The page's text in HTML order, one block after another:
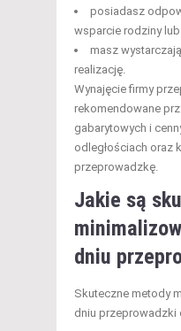
posiadasz
wsparcie rodziny lub
masz
realizację.
Wynajęcie firmy
rekomendowane
gabarytowych i
odległościach oraz
przeprowadzkę.
Jakie są
dniu
Skuteczne metody
dniu przeprowadzki